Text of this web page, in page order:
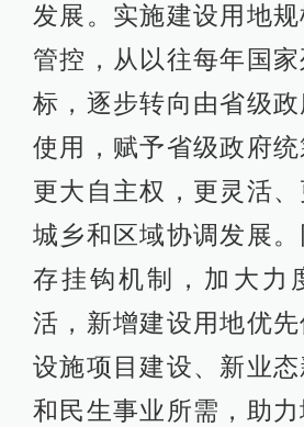
发展。实施建设用地
管控，从以往每年国
标，逐步转向由省级
使用，赋予省级政府
更大自主权，更灵活
城乡和区域协调发展
存挂钩机制，加大力
活，新增建设用地优
设施项目建设、新业
和民生事业所需，助